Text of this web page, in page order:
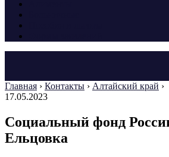
Главная › Контакты › Алтайский край ›
17.05.2023
Социальный фонд
Ельцовка